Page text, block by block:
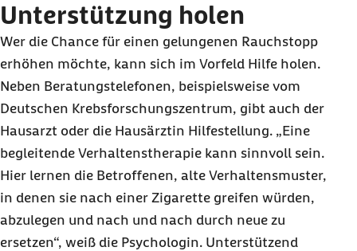
Unterstützung holen
Wer die Chance für einen gelungenen Rauchstopp
erhöhen möchte, kann sich im Vorfeld Hilfe holen.
Neben Beratungstelefonen, beispielsweise vom
Deutschen Krebsforschungszentrum, gibt auch der
Hausarzt oder die Hausärztin Hilfestellung. „Eine
begleitende Verhaltenstherapie kann sinnvoll sein.
Hier lernen die Betroffenen, alte Verhaltensmuster,
in denen sie nach einer Zigarette greifen würden,
abzulegen und nach und nach durch neue zu
ersetzen“, weiß die Psychologin. Unterstützend